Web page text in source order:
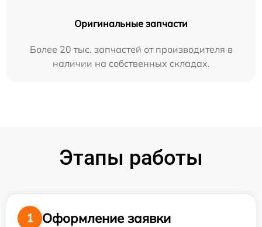
Оригинальные запчасти
Более 20 тыс. запчастей от производителя в
наличии на собственных складах.
Этапы работы
1
Оформление заявки